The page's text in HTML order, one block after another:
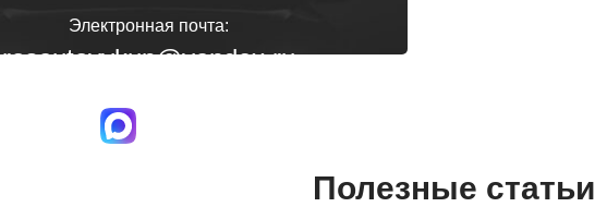
Электронная почта:
rosautovykup@yandex.ru
Полезные статьи